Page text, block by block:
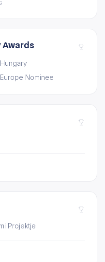
Awards
Nominee
Projektje